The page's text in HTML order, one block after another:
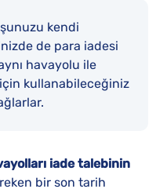
kendi
de para iadesi
havayolu ile
kullanabileceğiniz
iade talebinin
bir son tarih